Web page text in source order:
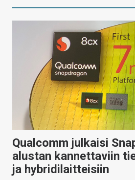
Qualcomm julkaisi
alustan kannettaviin
ja hybridilaitteisiin